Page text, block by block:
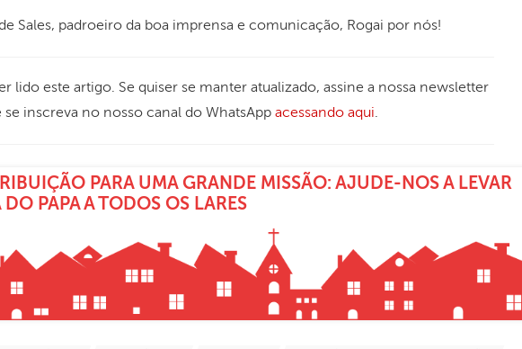
Sales, padroeiro da boa imprensa e comunicação, Rogai por nós!
lido este artigo. Se quiser se manter atualizado, assine a nossa newsletter
se inscreva no nosso canal do WhatsApp acessando aqui.
PARA UMA GRANDE MISSÃO: AJUDE-NOS A LEVAR
DO PAPA A TODOS OS LARES